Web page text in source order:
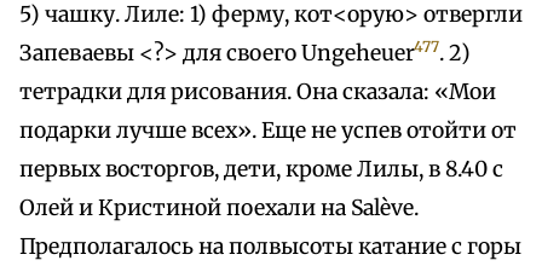
5) чашку. Лиле: 1) ферму, кот<орую> отвергли
Запеваевы <?> для своего Ungeheuer477. 2)
тетрадки для рисования. Она сказала: «Мои
подарки лучше всех». Еще не успев отойти от
первых восторгов, дети, кроме Лилы, в 8.40 с
Олей и Кристиной поехали на Salève.
Предполагалось на полвысоты катание с горы